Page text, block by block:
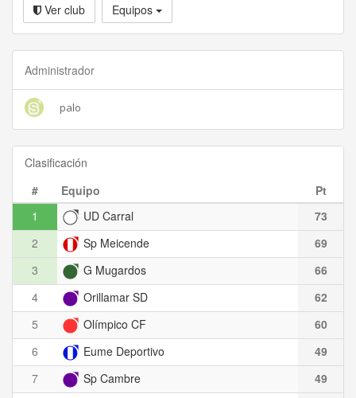
Ver club Equipos
Administrador
palo
Clasificación
#
Equipo
Pt
1
UD Carral
73
2
Sp Meicende
69
3
G Mugardos
66
4
Orillamar SD
62
5
Olímpico CF
60
6
Eume Deportivo
49
7
Sp Cambre
49